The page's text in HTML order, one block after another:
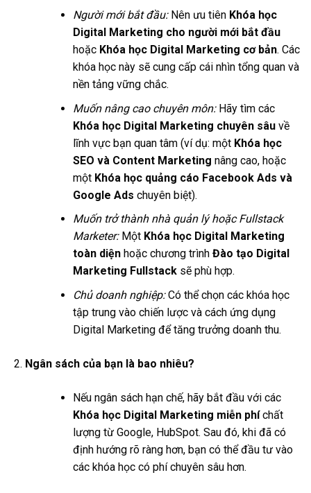
Người mới bắt đầu:Nên ưu tiên Khóa học
Digital Marketing cho người mới bắt đầu
hoặc Khóa học Digital Marketing cơ bản. Các
khóa học này sẽ cung cấp cái nhìn tổng quan và
nền tảng vững chắc.
Muốn nâng cao chuyên môn:Hãy tìm các
Khóa học Digital Marketing chuyên sâuvề
lĩnh vực bạn quan tâm (ví dụ: một Khóa học
SEO và Content Marketing nâng cao, hoặc
một Khóa học quảng cáo Facebook Ads và
Google Ads chuyên biệt).
Muốn trở thành nhà quản lý hoặc Fullstack
Marketer:Một Khóa học Digital Marketing
toàn diệnhoặc chương trình Đào tạo Digital
Marketing Fullstacksẽ phù hợp.
Chủ doanh nghiệp:Có thể chọn các khóa học
tập trung vào chiến lược và cách ứng dụng
Digital Marketing để tăng trưởng doanh thu.
Ngân sách của bạn là bao nhiêu?
Nếu ngân sách hạn chế, hãy bắt đầu với các
Khóa học Digital Marketing miễn phíchất
lượng từ Google, HubSpot. Sau đó, khi đã có
định hướng rõ ràng hơn, bạn có thể đầu tư vào
các khóa học có phí chuyên sâu hơn.